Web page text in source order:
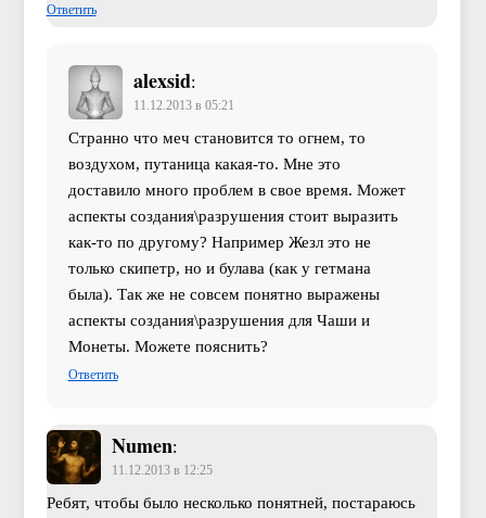
Ответить
alexsid:
11.12.2013 в 05:21
Странно что меч становится то огнем, то
воздухом, путаница какая-то. Мне это
доставило много проблем в свое время. Может
аспекты создания\разрушения стоит выразить
как-то по другому? Например Жезл это не
только скипетр, но и булава (как у гетмана
была). Так же не совсем понятно выражены
аспекты создания\разрушения для Чаши и
Монеты. Можете пояснить?
Ответить
Numen:
11.12.2013 в 12:25
Ребят, чтобы было несколько понятней, постараюсь